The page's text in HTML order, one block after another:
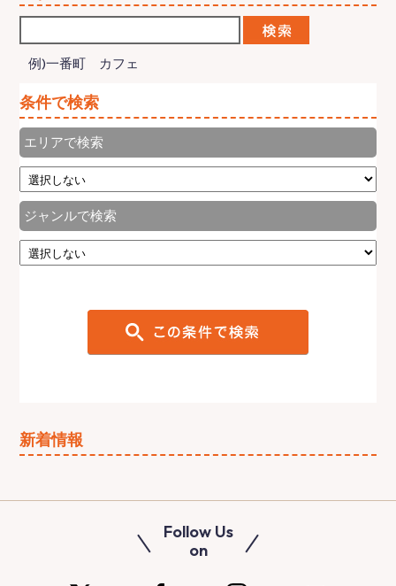
例)一番町 カフェ
条件で検索
エリアで検索
ジャンルで検索
新着情報
Follow Us
on